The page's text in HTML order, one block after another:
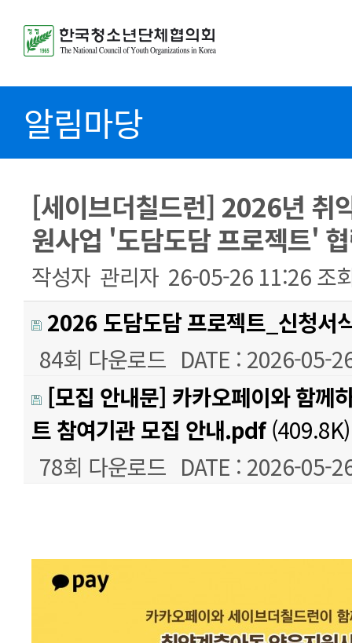
알림마당
[세이브더칠드런] 2026년 취
원사업 '도담도담 프로젝트'
작성자 관리자 26-05-26 11:26 조
2026 도담도담 프로젝트_신청서
84회 다운로드 DATE : 2026-05-
[모집 안내문] 카카오페이와 함께
트 참여기관 모집 안내.pdf(409.8K)
78회 다운로드 DATE : 2026-05-
본문